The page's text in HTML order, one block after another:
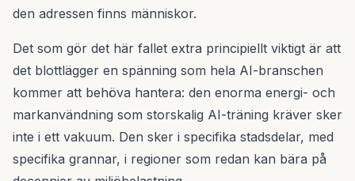
den adressen finns människor.
Det som gör det här fallet extra principiellt viktigt är att
det blottlägger en spänning som hela AI-branschen
kommer att behöva hantera: den enorma energi- och
markanvändning som storskalig AI-träning kräver sker
inte i ett vakuum. Den sker i specifika stadsdelar, med
specifika grannar, i regioner som redan kan bära på